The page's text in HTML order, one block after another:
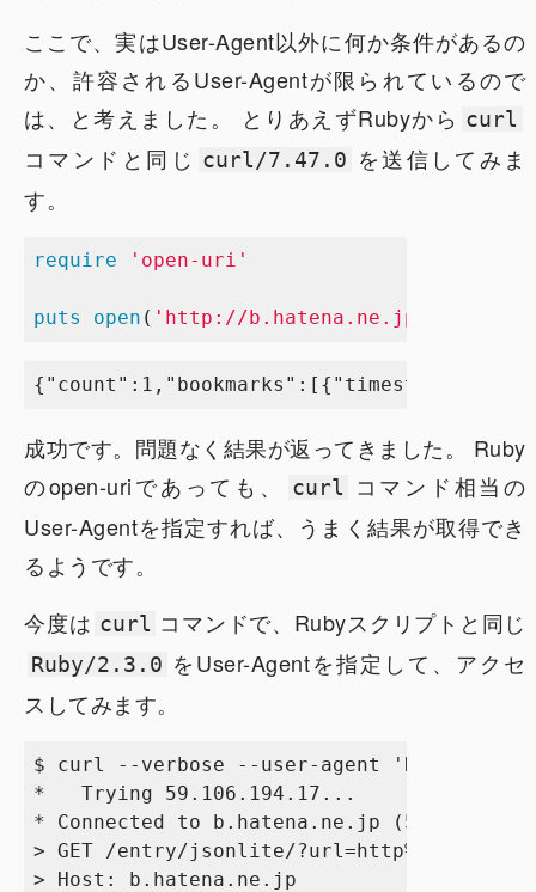
ここで、実はUser-Agent以外に何か条件があるの
か、許容されるUser-Agentが限られているので
は、と考えました。 とりあえずRubyから curl
コマンドと同じ curl/7.47.0 を送信してみま
す。
require 'open-uri'
puts open ( 'http://b.hatena.ne.jp/entry/
成功です。問題なく結果が返ってきました。 Ruby
のopen-uriであっても、
curl
コマンド相当の
User-Agentを指定すれば、うまく結果が取得でき
るようです。
今度は curl コマンドで、Rubyスクリプトと同じ
Ruby/2.3.0 をUser-Agentを指定して、アクセ
スしてみます。
$ curl --verbose --user-agent 'Ruby/2.3.0'
*   Trying 59.106.194.17...
* Connected to b.hatena.ne.jp
> GET /entry/jsonlite/
> Host: b.hatena.ne.jp